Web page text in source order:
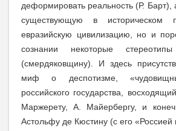
деформировать реальность (Р.
существующую в историческом
евразийскую цивилизацию, но и
сознании некоторые стереотипы
(смердяковщину). И здесь
миф о деспотизме,
российского государства,
Маржерету, А. Майербергу, и
Астольфу де Кюстину (с его «Россией